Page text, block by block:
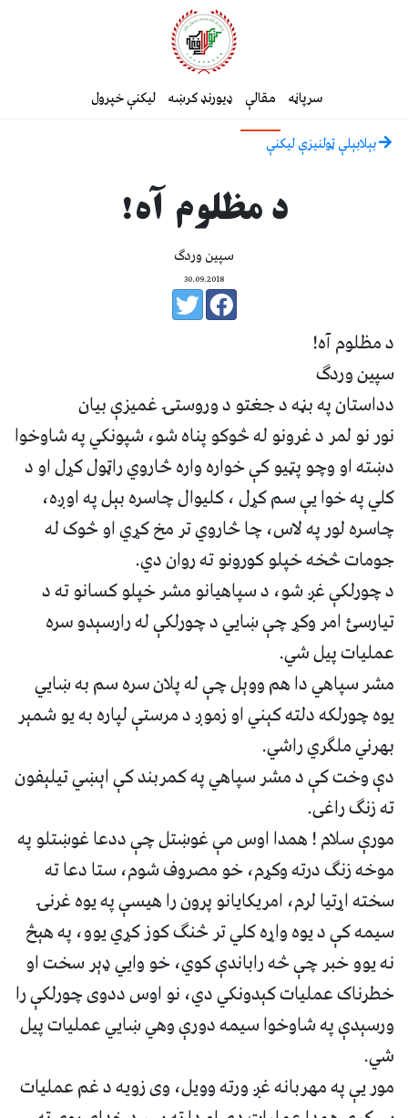
سرپاڼه مقالې ډیورنډ کرښه لیکنې خپرول
بېلابېلې ټولنيزې ليکنې
د مظلوم آه!
سپين وردګ
30.09.2018
د مظلوم آه!
سپين وردګ
دداستان په بڼه د جغتو د وروستۍ غميزې بيان
نور نو لمر د غرونو له څوکو پناه شو، شپونکي په شاوخوا
دښته او وچو پټيو کې خواره واره څاروي راټول کړل او د
کلي په خوا يې سم کړل ، کليوال چاسره بېل په اوږه،
چاسره لور په لاس، چا څاروي تر مخ کړي او څوک له
جومات څخه خپلو کورونو ته روان دي.
د چورلکې غږ شو، د سپاهيانو مشر خپلو کسانو ته د
تيارسئ امر وکړ چې ښايي د چورلکې له رارسېدو سره
عمليات پيل شي.
مشر سپاهي دا هم ووېل چې له پلان سره سم به ښايي
يوه چورلکه دلته کېني او زموږ د مرستې لپاره به يو شمېر
بهرني ملګري راشي.
دې وخت کې د مشر سپاهي په کمربند کې اېښي تيلېفون
ته زنګ راغی.
مورې سلام ! همدا اوس مې غوښتل چې ددعا غوښتلو په
موخه زنګ درته وکړم، خو مصروف شوم، ستا دعا ته
سخته اړتيا لرم، امريکايانو پرون را هيسې په يوه غرنۍ
سيمه کې د يوه واړه کلي تر څنګ کوز کړي يوو، په هېڅ
نه يوو خبر چې څه راباندې کوي، خو وايي ډېر سخت او
خطرناک عمليات کېدونکي دي، نو اوس ددوی چورلکې را
ورسېدې په شاوخوا سيمه دورې وهي ښايي عمليات پيل
شي.
مور يې په مهربانه غږ ورته وويل، وی زويه د غم عمليات